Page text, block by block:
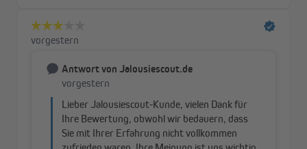
Praktisch und stabil: diagonale Verspannung
Aluminiumschienen verhindern ein Durchhängen des Tuches und
sorgen für eine zuverlässige Stabilität. Eine Seilbremse ist im
Gegensatz zu anderen Modellen nicht erforderlich. Spanne das
Pure Wabenplissee bei der Montage so fest wie nötig. Ein
Nachspannen ist mit dem Spannschuh jederzeit möglich. Durch
die diagonale Verspannung kannst du das Plissee so dicht am